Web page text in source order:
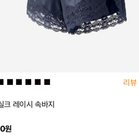
■ ■ ■ ■ ■ 리뷰
레이시 속바지
원